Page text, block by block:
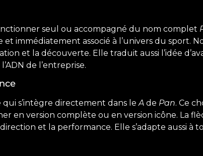
seul ou accompagné du nom complet
immédiatement associé à l’univers du sport.
et la découverte. Elle traduit aussi l’idée
de l’entreprise.
s’intègre directement dans leA de Pan. Ce
en version complète ou en version icône. La
et la performance. Elle s’adapte aussi à